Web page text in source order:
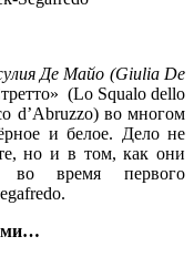
Де Майо (Giulia De
(Lo Squalo dello
d’Abruzzo) во многом
и белое. Дело не
но и в том, как они
во время первого